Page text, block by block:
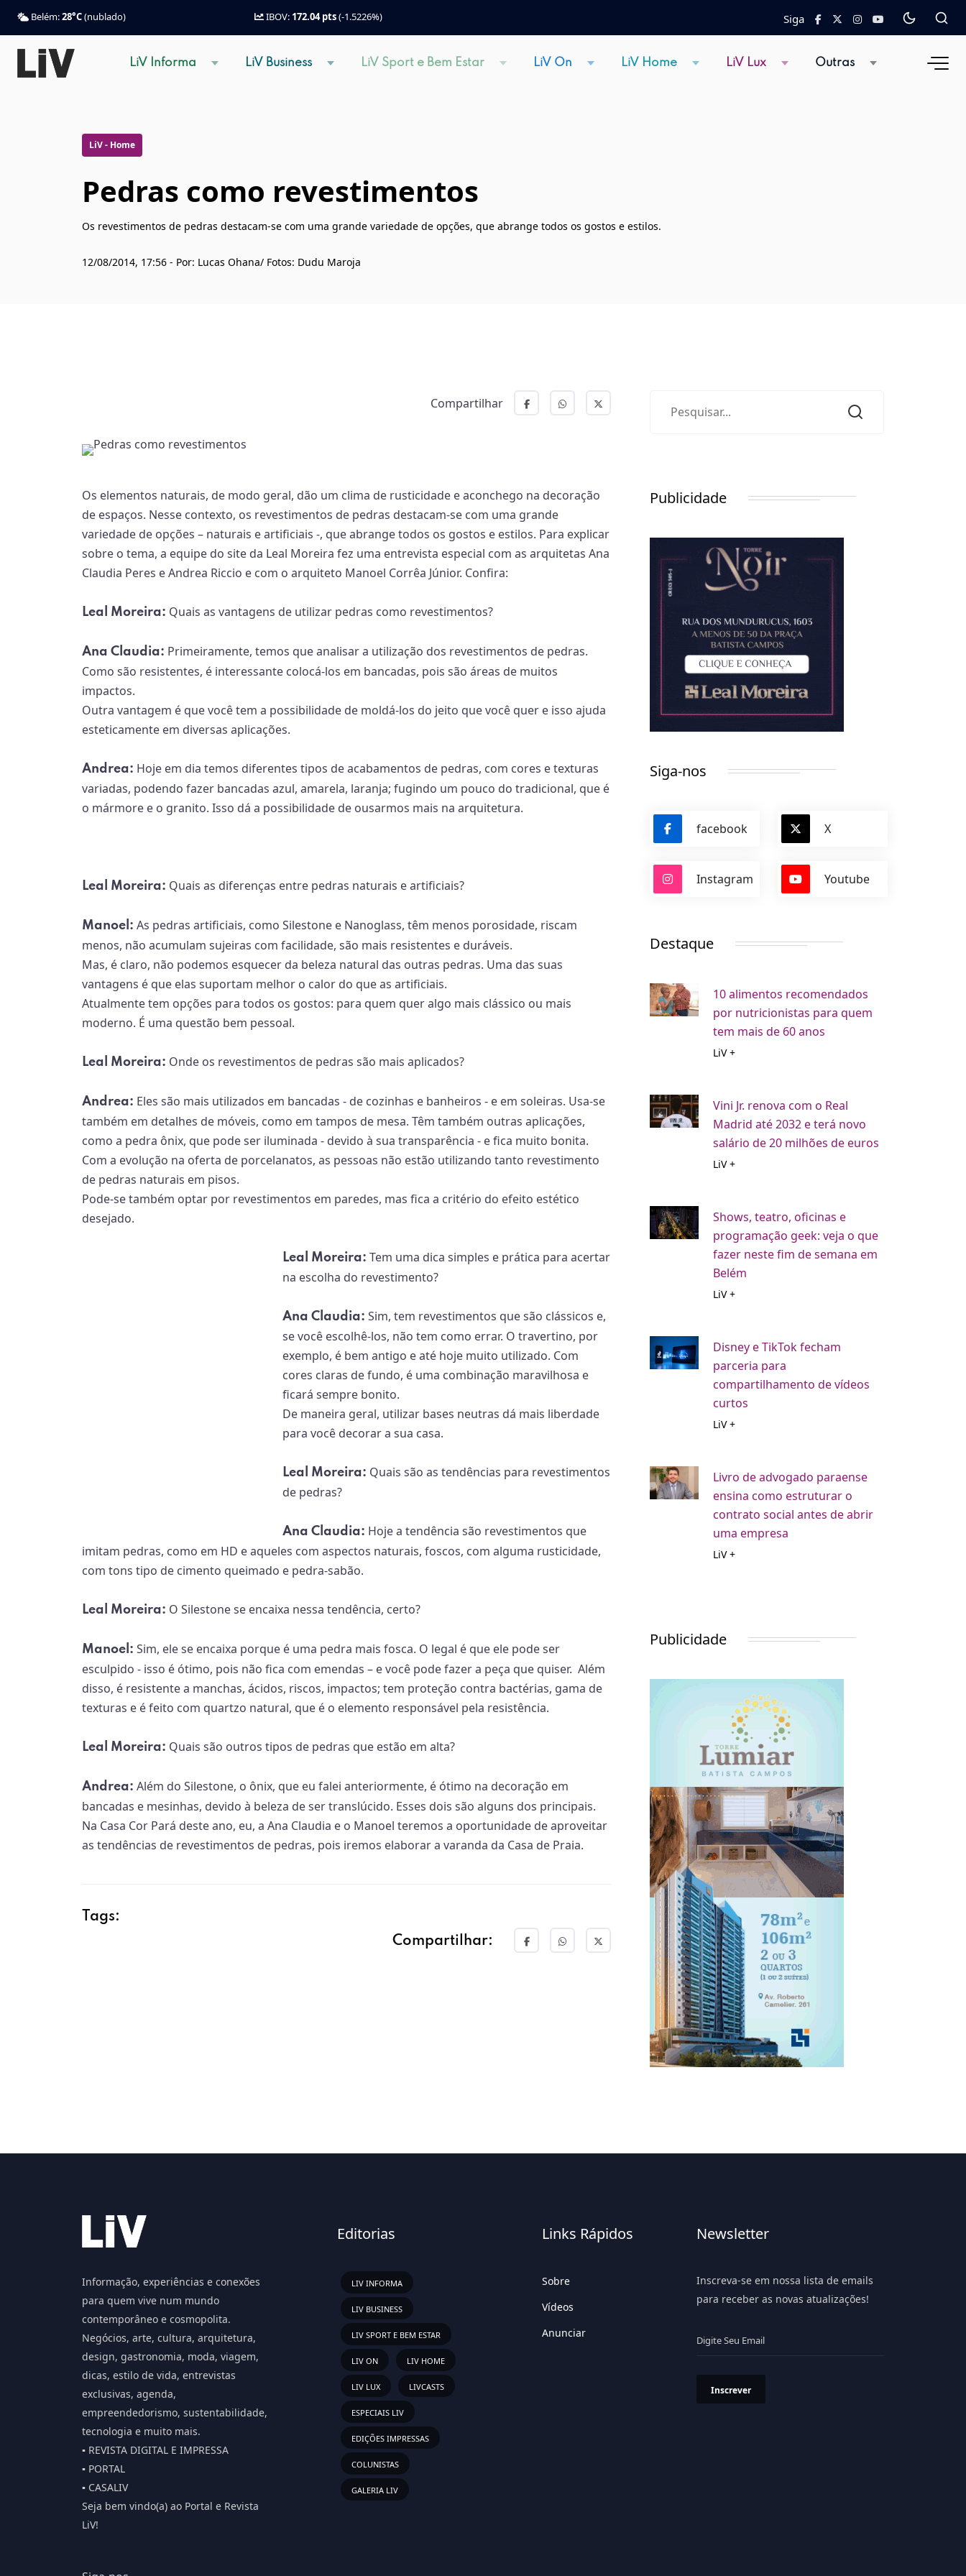
Belém:28°C(nublado) IBOV: 172.04 pts(-1.5226%) Siga
LiV Informa LiV Business LiV Sport e Bem Estar LiV On LiV Home LiV Lux Outras
LiV - Home
Pedras como revestimentos
Os revestimentos de pedras destacam-se com uma grande variedade de opções, que abrange todos os gostos e estilos.
12/08/2014, 17:56 - Por: Lucas Ohana/ Fotos: Dudu Maroja
Compartilhar
Os elementos naturais, de modo geral, dão um clima de rusticidade e aconchego na decoração
de espaços. Nesse contexto, os revestimentos de pedras destacam-se com uma grande
variedade de opções – naturais e artificiais -, que abrange todos os gostos e estilos. Para explicar
sobre o tema, a equipe do site da Leal Moreira fez uma entrevista especial com as arquitetas Ana
Claudia Peres e Andrea Riccio e com o arquiteto Manoel Corrêa Júnior. Confira:
Leal Moreira: Quais as vantagens de utilizar pedras como revestimentos?
Ana Claudia: Primeiramente, temos que analisar a utilização dos revestimentos de pedras.
Como são resistentes, é interessante colocá-los em bancadas, pois são áreas de muitos
impactos.
Outra vantagem é que você tem a possibilidade de moldá-los do jeito que você quer e isso ajuda
esteticamente em diversas aplicações.
Andrea: Hoje em dia temos diferentes tipos de acabamentos de pedras, com cores e texturas
variadas, podendo fazer bancadas azul, amarela, laranja; fugindo um pouco do tradicional, que é
o mármore e o granito. Isso dá a possibilidade de ousarmos mais na arquitetura.
Leal Moreira: Quais as diferenças entre pedras naturais e artificiais?
Manoel: As pedras artificiais, como Silestone e Nanoglass, têm menos porosidade, riscam
menos, não acumulam sujeiras com facilidade, são mais resistentes e duráveis.
Mas, é claro, não podemos esquecer da beleza natural das outras pedras. Uma das suas
vantagens é que elas suportam melhor o calor do que as artificiais.
Atualmente tem opções para todos os gostos: para quem quer algo mais clássico ou mais
moderno. É uma questão bem pessoal.
Leal Moreira: Onde os revestimentos de pedras são mais aplicados?
Andrea: Eles são mais utilizados em bancadas - de cozinhas e banheiros - e em soleiras. Usa-se
também em detalhes de móveis, como em tampos de mesa. Têm também outras aplicações,
como a pedra ônix, que pode ser iluminada - devido à sua transparência - e fica muito bonita.
Com a evolução na oferta de porcelanatos, as pessoas não estão utilizando tanto revestimento
de pedras naturais em pisos.
Pode-se também optar por revestimentos em paredes, mas fica a critério do efeito estético
desejado.
Leal Moreira: Tem uma dica simples e prática para acertar
na escolha do revestimento?
Ana Claudia: Sim, tem revestimentos que são clássicos e,
se você escolhê-los, não tem como errar. O travertino, por
exemplo, é bem antigo e até hoje muito utilizado. Com
cores claras de fundo, é uma combinação maravilhosa e
ficará sempre bonito.
De maneira geral, utilizar bases neutras dá mais liberdade
para você decorar a sua casa.
Leal Moreira: Quais são as tendências para revestimentos
de pedras?
Ana Claudia: Hoje a tendência são revestimentos que
imitam pedras, como em HD e aqueles com aspectos naturais, foscos, com alguma rusticidade,
com tons tipo de cimento queimado e pedra-sabão.
Leal Moreira: O Silestone se encaixa nessa tendência, certo?
Manoel: Sim, ele se encaixa porque é uma pedra mais fosca. O legal é que ele pode ser
esculpido - isso é ótimo, pois não fica com emendas – e você pode fazer a peça que quiser. Além
disso, é resistente a manchas, ácidos, riscos, impactos; tem proteção contra bactérias, gama de
texturas e é feito com quartzo natural, que é o elemento responsável pela resistência.
Leal Moreira: Quais são outros tipos de pedras que estão em alta?
Andrea: Além do Silestone, o ônix, que eu falei anteriormente, é ótimo na decoração em
bancadas e mesinhas, devido à beleza de ser translúcido. Esses dois são alguns dos principais.
Na Casa Cor Pará deste ano, eu, a Ana Claudia e o Manoel teremos a oportunidade de aproveitar
as tendências de revestimentos de pedras, pois iremos elaborar a varanda da Casa de Praia.
Tags:
Compartilhar:
Publicidade
Siga-nos
facebook X
Instagram Youtube
Destaque
10 alimentos recomendados
por nutricionistas para quem
tem mais de 60 anos
LiV +
Vini Jr. renova com o Real
Madrid até 2032 e terá novo
salário de 20 milhões de euros
LiV +
Shows, teatro, oficinas e
programação geek: veja o que
fazer neste fim de semana em
Belém
LiV +
Disney e TikTok fecham
parceria para
compartilhamento de vídeos
curtos
LiV +
Livro de advogado paraense
ensina como estruturar o
contrato social antes de abrir
uma empresa
LiV +
Publicidade
Informação, experiências e conexões
para quem vive num mundo
contemporâneo e cosmopolita.
Negócios, arte, cultura, arquitetura,
design, gastronomia, moda, viagem,
dicas, estilo de vida, entrevistas
exclusivas, agenda,
empreendedorismo, sustentabilidade,
tecnologia e muito mais.
▪️ REVISTA DIGITAL E IMPRESSA
▪️ PORTAL
▪️ CASALIV
Seja bem vindo(a) ao Portal e Revista
LiV!
Editorias
LIV INFORMA
LIV BUSINESS
LIV SPORT E BEM ESTAR
LIV ON LIV HOME
LIV LUX LIVCASTS
ESPECIAIS LIV
EDIÇÕES IMPRESSAS
COLUNISTAS
GALERIA LIV
Links Rápidos
Sobre
Vídeos
Anunciar
Newsletter
Inscreva-se em nossa lista de emails
para receber as novas atualizações!
Inscrever